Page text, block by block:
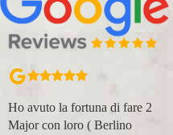
Apprezzo molto Ovunque
Running: tutti sono molto